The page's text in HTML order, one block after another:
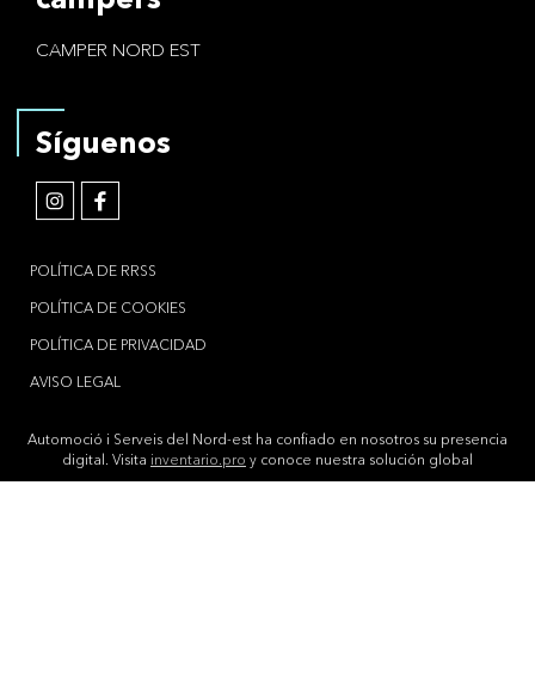
CAMPER NORD EST
Síguenos
POLÍTICA DE RRSS
POLÍTICA DE COOKIES
POLÍTICA DE PRIVACIDAD
AVISO LEGAL
Automoció i Serveis del Nord-est ha confiado en nosotros su presencia
digital. Visita inventario.pro y conoce nuestra solución global